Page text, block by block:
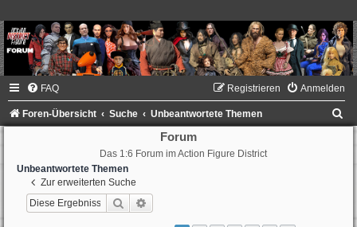
FAQ Anmelden
Registrieren
Foren-Übersicht Suche Unbeantwortete Themen
Forum
Das 1:6 Forum im Action Figure District
Unbeantwortete Themen
Zur erweiterten Suche
Suche